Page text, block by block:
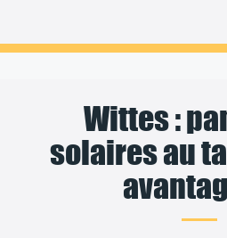
Wittes :
solaires au